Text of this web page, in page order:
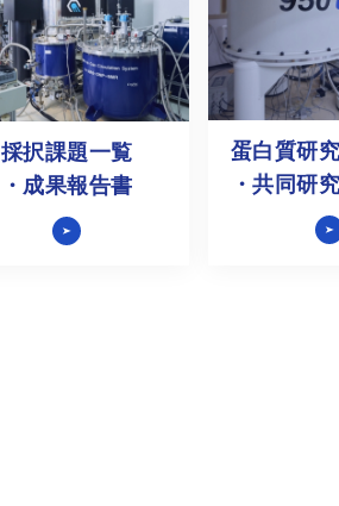
採択課題一覧
・成果報告書
蛋白質研
・共同研